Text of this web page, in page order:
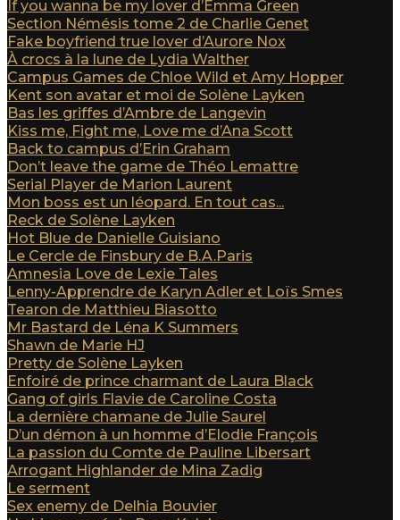
If you wanna be my lover d’Emma Green
Section Némésis tome 2 de Charlie Genet
Fake boyfriend true lover d’Aurore Nox
À crocs à la lune de Lydia Walther
Campus Games de Chloe Wild et Amy Hopper
Kent son avatar et moi de Solène Layken
Bas les griffes d’Ambre de Langevin
Kiss me, Fight me, Love me d’Ana Scott
Back to campus d’Erin Graham
Don’t leave the game de Théo Lemattre
Serial Player de Marion Laurent
Mon boss est un léopard. En tout cas...
Reck de Solène Layken
Hot Blue de Danielle Guisiano
Le Cercle de Finsbury de B.A.Paris
Amnesia Love de Lexie Tales
Lenny-Apprendre de Karyn Adler et Loïs Smes
Tearon de Matthieu Biasotto
Mr Bastard de Léna K Summers
Shawn de Marie HJ
Pretty de Solène Layken
Enfoiré de prince charmant de Laura Black
Gang of girls Flavie de Caroline Costa
La dernière chamane de Julie Saurel
D’un démon à un homme d’Elodie François
La passion du Comte de Pauline Libersart
Arrogant Highlander de Mina Zadig
Le serment
Sex enemy de Delhia Bouvier